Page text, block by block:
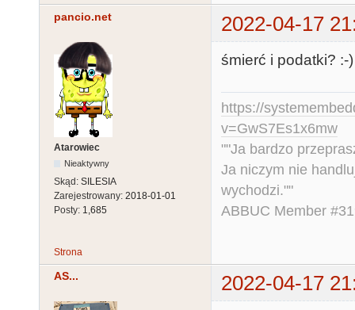
pancio.net 2022-04-17
Atarowiec
Nieaktywny
Skąd: SILESIA
Zarejestrowany: 2018-01-01
Posty: 1,685
śmierć i podatki? :-)
https://
v=GwS7Es1x6mw
""Ja bardzo
Ja niczym nie
wychodzi.""
ABBUC Member
Strona
AS... 2022-04-17